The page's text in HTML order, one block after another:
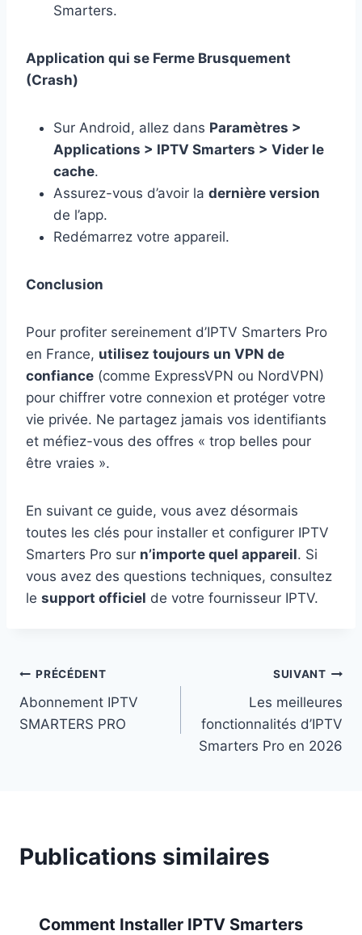
Smarters.
Application qui se Ferme Brusquement
(Crash)
Sur Android, allez dans Paramètres >
Applications > IPTV Smarters > Vider le
cache.
Assurez-vous d’avoir la dernière version
de l’app.
Redémarrez votre appareil.
Conclusion
Pour profiter sereinement d’IPTV Smarters Pro
en France, utilisez toujours un VPN de
confiance (comme ExpressVPN ou NordVPN)
pour chiffrer votre connexion et protéger votre
vie privée. Ne partagez jamais vos identifiants
et méfiez-vous des offres « trop belles pour
être vraies ».
En suivant ce guide, vous avez désormais
toutes les clés pour installer et configurer IPTV
Smarters Pro sur n’importe quel appareil. Si
vous avez des questions techniques, consultez
le support officiel de votre fournisseur IPTV.
Navigation
de
PRÉCÉDENT
Abonnement IPTV
SMARTERS PRO
SUIVANT
Les meilleures
fonctionnalités d’IPTV
Smarters Pro en 2026
Publications similaires
Comment Installer IPTV Smarters